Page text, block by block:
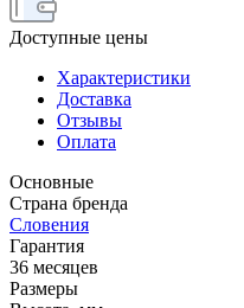
Доступные цены
Характеристики
Доставка
Отзывы
Оплата
Основные
Страна бренда
Словения
Гарантия
36 месяцев
Размеры